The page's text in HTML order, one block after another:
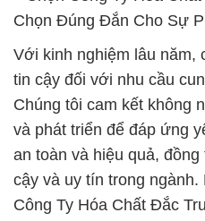
Chọn Đúng Đắn Cho Sự
Với kinh nghiệm lâu năm,
tin cậy đối với nhu cầu
Chúng tôi cam kết không
và phát triển để đáp ứng
an toàn và hiệu quả,
cậy và uy tín trong
Công Ty Hóa Chất Đắc